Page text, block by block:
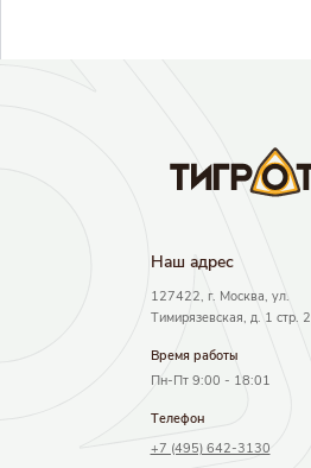
Наш адрec
127422, г. Москва, ул.
Тимирязевская, д. 1 стр. 2
Время работы
Пн-Пт 9:00 - 18:01
Телефон
+7 (495) 642-3130